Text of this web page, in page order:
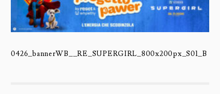
0426_bannerWB__RE_SUPERGIRL_800x200px_S01_B